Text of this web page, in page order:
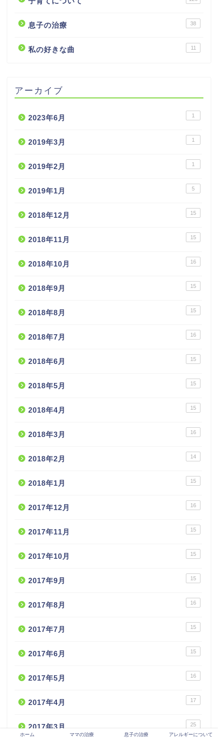
息子の治療 38
私の好きな曲 11
アーカイブ
2023年6月 1
2019年3月 1
2019年2月 1
2019年1月 5
2018年12月 15
2018年11月 15
2018年10月 16
2018年9月 15
2018年8月 15
2018年7月 16
2018年6月 15
2018年5月 15
2018年4月 15
2018年3月 16
2018年2月 14
2018年1月 15
2017年12月 16
2017年11月 15
2017年10月 15
2017年9月 15
2017年8月 16
2017年7月 15
2017年6月 15
2017年5月 16
2017年4月 17
2017年3月 25
ホーム ママの治療 息子の治療 アレルギーについて